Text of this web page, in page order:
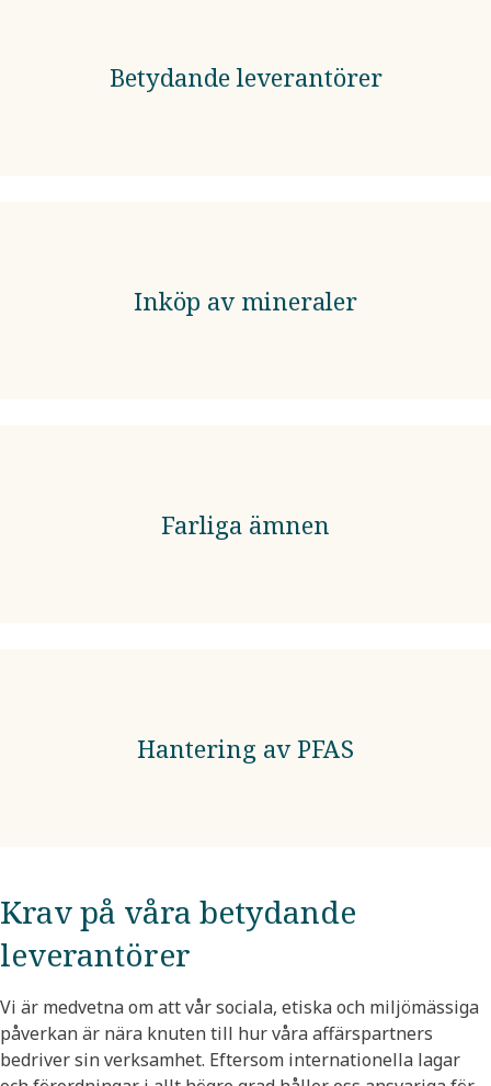
Betydande leverantörer
Inköp av mineraler
Farliga ämnen
Hantering av PFAS
Krav på våra betydande
leverantörer
Vi är medvetna om att vår sociala, etiska och miljömässiga
påverkan är nära knuten till hur våra affärspartners
bedriver sin verksamhet. Eftersom internationella lagar